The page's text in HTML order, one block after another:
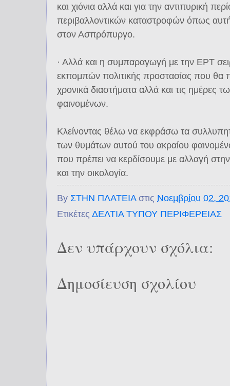
και χιόνια αλλά και για την αντιπυρική
περιβαλλοντικών καταστροφών όπως
στον Ασπρόπυργο.
· Αλλά και η συμπαραγωγή με την ΕΡΤ
εκπομπών πολιτικής προστασίας που θα
χρονικά διαστήματα αλλά και τις ημέρες
φαινομένων.
Κλείνοντας θέλω να εκφράσω τα
των θυμάτων αυτού του ακραίου
που πρέπει να κερδίσουμε με αλλαγή
και την οικολογία.
By ΣΤΗΝ ΠΛΑΤΕΙΑ στις Νοεμβρίου 02,
Ετικέτες ΔΕΛΤΙΑ ΤΥΠΟΥ ΠΕΡΙΦΕΡΕΙΑΣ
Δεν υπάρχουν σχόλια:
Δημοσίευση σχολίου